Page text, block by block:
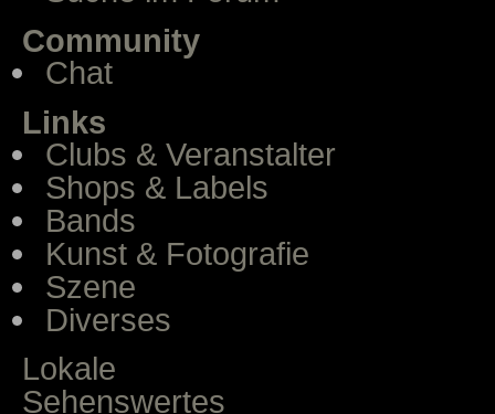
Community
Chat
Links
Clubs & Veranstalter
Shops & Labels
Bands
Kunst & Fotografie
Szene
Diverses
Lokale
Sehenswertes